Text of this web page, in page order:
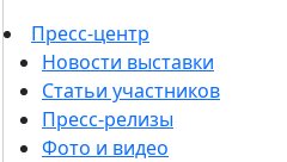
Пресс-центр
Новости выставки
Статьи участников
Пресс-релизы
Фото и видео